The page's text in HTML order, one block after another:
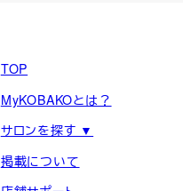
TOP
MyKOBAKOとは？
サロンを探す ▼
掲載について